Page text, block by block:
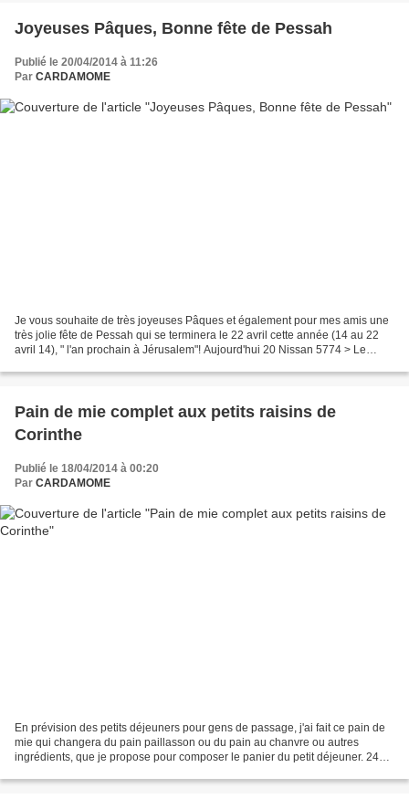
Joyeuses Pâques, Bonne fête de Pessah
Publié le 20/04/2014 à 11:26
Par CARDAMOME
Je vous souhaite de très joyeuses Pâques et également pour mes amis une
très jolie fête de Pessah qui se terminera le 22 avril cette année (14 au 22
avril 14), " l'an prochain à Jérusalem"! Aujourd'hui 20 Nissan 5774 > Le
Pain de mie complet aux petits raisins de
Corinthe
Publié le 18/04/2014 à 00:20
Par CARDAMOME
En prévision des petits déjeuners pour gens de passage, j'ai fait ce pain de
mie qui changera du pain paillasson ou du pain au chanvre ou autres
ingrédients, que je propose pour composer le panier du petit déjeuner. 240 g